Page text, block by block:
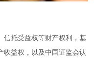
信托受益权等财产权利，基
收益权，以及中国证监会认